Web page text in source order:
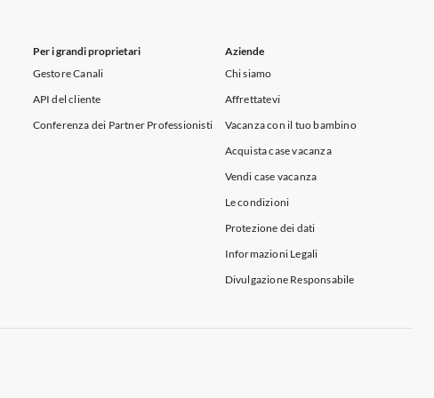
Per i grandi proprietari
Gestore Canali
API del cliente
Conferenza dei Partner Professionisti
Aziende
Chi siamo
Affrettatevi
Vacanza con il tuo bambino
Acquista case vacanza
Vendi case vacanza
Le condizioni
Protezione dei dati
Informazioni Legali
Divulgazione Responsabile